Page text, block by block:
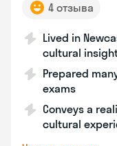
4 отзыва
Lived in
cultural
Prepared
exams
Conveys a
cultural